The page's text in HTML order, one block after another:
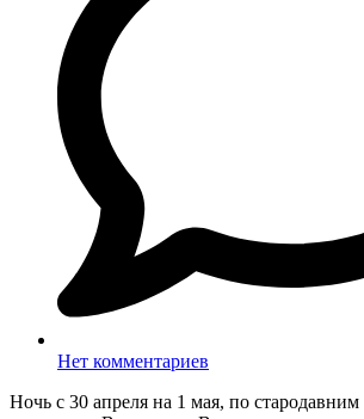
Нет комментариев
Ночь с 30 апреля на 1 мая, по